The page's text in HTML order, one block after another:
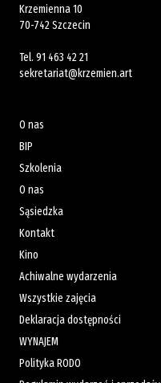
Krzemienna 10
70-742 Szczecin
Tel. 91 463 42 21
sekretariat@krzemien.art
O nas
BIP
Szkolenia
O nas
Sąsiedzka
Kontakt
Kino
Achiwalne wydarzenia
Wszystkie zajęcia
Deklaracja dostępności
WYNAJEM
Polityka RODO